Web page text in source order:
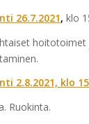
26.7.2021, klo
hoitotoimet
2.8.2021, klo
Ruokinta.